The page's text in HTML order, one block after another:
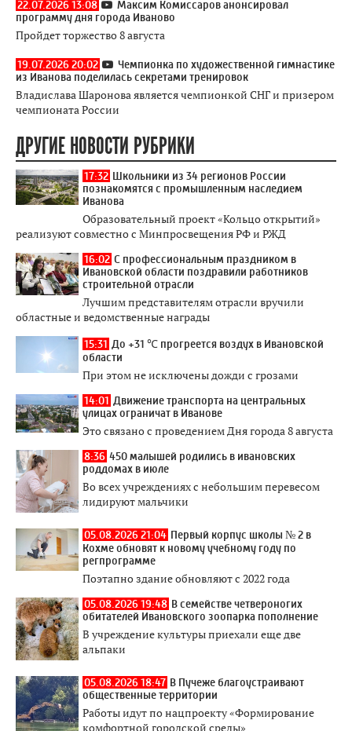
22.07.2026 13:08
Максим Комиссаров анонсировал
программу дня города Иваново
Пройдет торжество 8 августа
19.07.2026 20:02
Чемпионка по художественной гимнастике
из Иванова поделилась секретами тренировок
Владислава Шаронова является чемпионкой СНГ и призером
чемпионата России
ДРУГИЕ НОВОСТИ РУБРИКИ
17:32 Школьники из 34 регионов России
познакомятся с промышленным наследием
Иванова
Образовательный проект «Кольцо открытий»
реализуют совместно с Минпросвещения РФ и РЖД
16:02 С профессиональным праздником в
Ивановской области поздравили работников
строительной отрасли
Лучшим представителям отрасли вручили
областные и ведомственные награды
15:31 До +31 ℃ прогреется воздух в Ивановской
области
При этом не исключены дожди с грозами
14:01 Движение транспорта на центральных
улицах ограничат в Иванове
Это связано с проведением Дня города 8 августа
8:36 450 малышей родились в ивановских
роддомах в июле
Во всех учреждениях с небольшим перевесом
лидируют мальчики
05.08.2026 21:04 Первый корпус школы № 2 в
Кохме обновят к новому учебному году по
регпрограмме
Поэтапно здание обновляют с 2022 года
05.08.2026 19:48 В семействе четвероногих
обитателей Ивановского зоопарка пополнение
В учреждение культуры приехали еще две
альпаки
05.08.2026 18:47 В Пучеже благоустраивают
общественные территории
Работы идут по нацпроекту «Формирование
комфортной городской среды»